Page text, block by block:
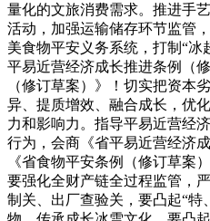
量化的文旅消费需求。推进手
活动，加强运输储存环节监管
美食物平安义务系统，打制“
平易近营经济成长推进条例（
（修订草案）》！切实把资本
异、提质增效、融合成长，优
力和影响力。指导平易近营经
行为，会商《省平易近营经济
《省食物平安条例（修订草案
要强化全财产链全过程监管，
制关、出厂查验关，要凸起“特